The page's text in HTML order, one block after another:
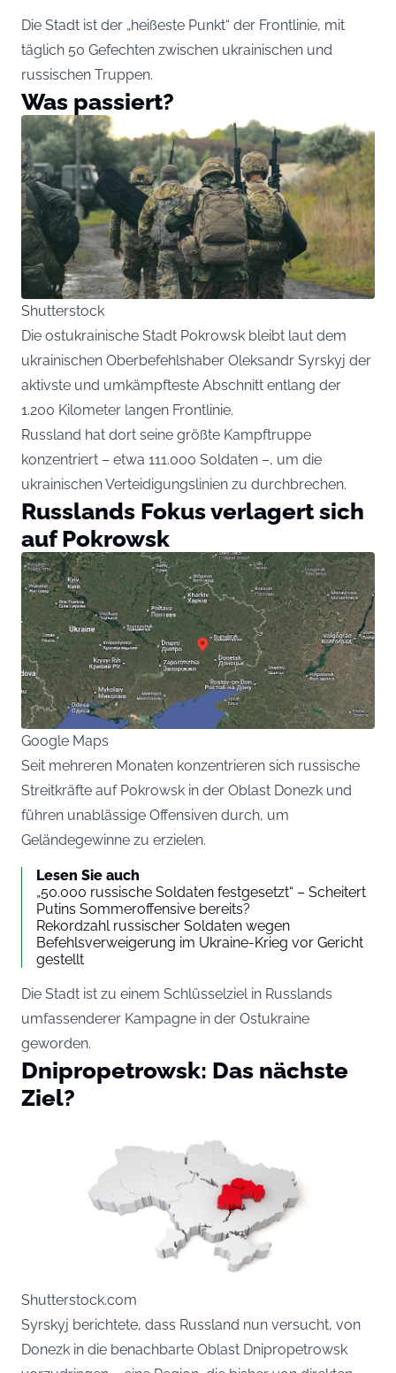
Die Stadt ist der „heißeste Punkt“ der Frontlinie, mit
täglich 50 Gefechten zwischen ukrainischen und
russischen Truppen.
Was passiert?
Shutterstock
Die ostukrainische Stadt Pokrowsk bleibt laut dem
ukrainischen Oberbefehlshaber Oleksandr Syrskyj der
aktivste und umkämpfteste Abschnitt entlang der
1.200 Kilometer langen Frontlinie.
Russland hat dort seine größte Kampftruppe
konzentriert – etwa 111.000 Soldaten –, um die
ukrainischen Verteidigungslinien zu durchbrechen.
Russlands Fokus verlagert sich
auf Pokrowsk
Google Maps
Seit mehreren Monaten konzentrieren sich russische
Streitkräfte auf Pokrowsk in der Oblast Donezk und
führen unablässige Offensiven durch, um
Geländegewinne zu erzielen.
Lesen Sie auch
„50.000 russische Soldaten festgesetzt“ – Scheitert
Putins Sommeroffensive bereits?
Rekordzahl russischer Soldaten wegen
Befehlsverweigerung im Ukraine-Krieg vor Gericht
gestellt
Die Stadt ist zu einem Schlüsselziel in Russlands
umfassenderer Kampagne in der Ostukraine
geworden.
Dnipropetrowsk: Das nächste
Ziel?
Shutterstock.com
Syrskyj berichtete, dass Russland nun versucht, von
Donezk in die benachbarte Oblast Dnipropetrowsk